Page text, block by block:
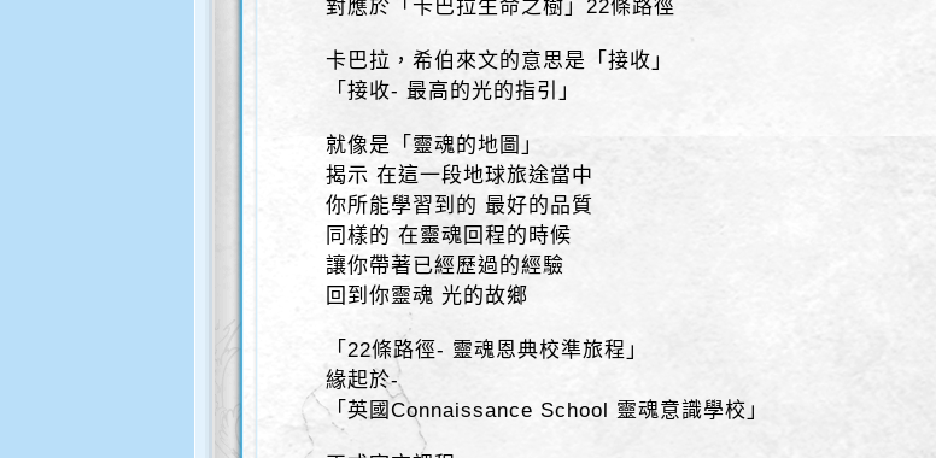
對應於「卡巴拉生命之樹」22條路徑
卡巴拉，希伯來文的意思是「接收」
「接收- 最高的光的指引」
就像是「靈魂的地圖」
揭示 在這一段地球旅途當中
你所能學習到的 最好的品質
同樣的 在靈魂回程的時候
讓你帶著已經歷過的經驗
回到你靈魂 光的故鄉
「22條路徑- 靈魂恩典校準旅程」
緣起於-
「英國Connaissance School 靈魂意識學校」